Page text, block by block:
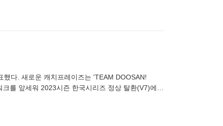
다. 새로운 캐치프레이즈는 'TEAM DOOSAN!
를 앞세워 2023시즌 한국시리즈 정상 탈환(V7)에